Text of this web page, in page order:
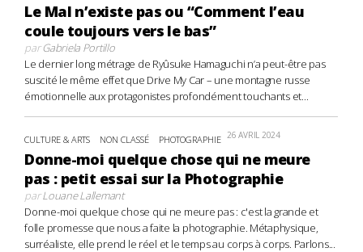
Le Mal n’existe pas ou “Comment l’eau
coule toujours vers le bas”
parGabriela Portillo
Le dernier long métrage de Ryûsuke Hamaguchi n’a peut-être pas
suscité le même effet que Drive My Car – une montagne russe
émotionnelle aux protagonistes profondément touchants et...
CULTURE & ARTS NON CLASSÉ PHOTOGRAPHIE 26 AVRIL 2024
Donne-moi quelque chose qui ne meure
pas : petit essai sur la Photographie
parLouane Lallemant
Donne-moi quelque chose qui ne meure pas : c'est la grande et
folle promesse que nous a faite la photographie. Métaphysique,
surréaliste, elle prend le réel et le temps au corps à corps. Parlons...